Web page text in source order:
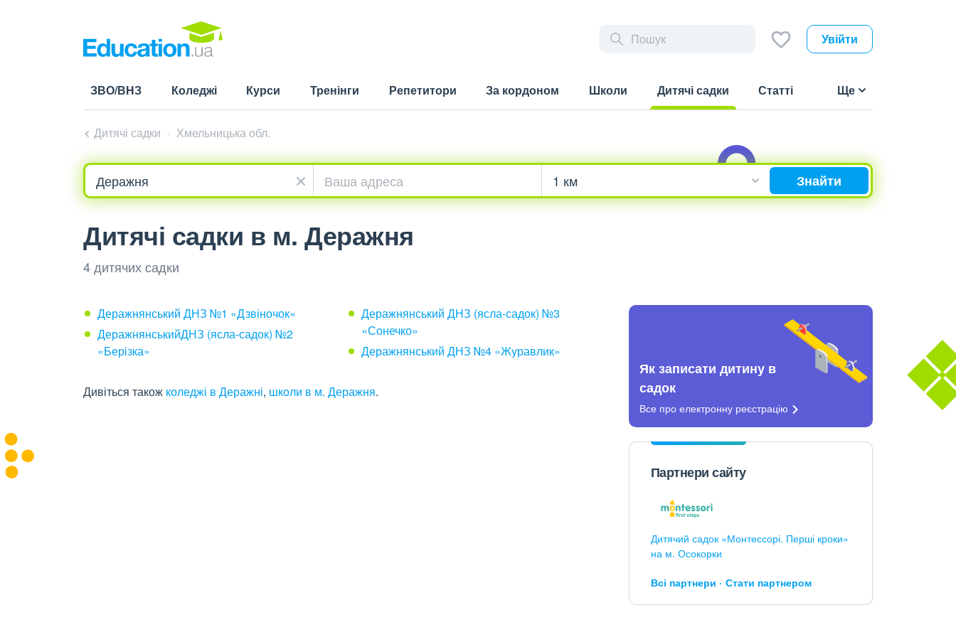
Увійти
ЗВО/ВНЗ Коледжі Курси Тренінги Репетитори За кордоном Школи
Дитячі садки
Статті Ще
Дитячі садки Хмельницька обл.
Знайти
Дитячі садки в м. Деражня
4 дитячих садки
Деражнянський ДНЗ №1 «Дзвіночок»
ДеражнянськийДНЗ (ясла-садок) №2
«Берізка»
Деражнянський ДНЗ (ясла-садок) №3
«Сонечко»
Деражнянський ДНЗ №4 «Журавлик»
Дивіться також коледжі в Деражні, школи в м. Деражня.
Як записати дитину в
садок
Все про електронну реєстрацію
Партнери сайту
Дитячий садок «Монтессорі. Перші кроки»
на м. Осокорки
Всі партнери Стати партнером